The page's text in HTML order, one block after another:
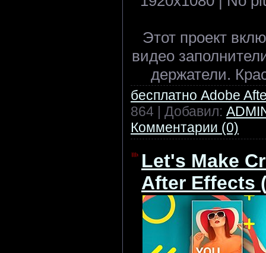
Этот проект
видео
держатели.
бесплатно Adobe
864 | Добавил:
Комментарии (0)
Let's Make
After Effects